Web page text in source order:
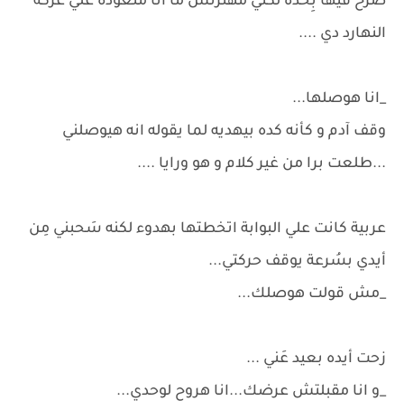
النهارد دي ....
_انا هوصلها...
وقف آدم و كأنه كده بيهديه لما يقوله انه هيوصلني
...طلعت برا من غير كلام و هو ورايا ....
عربية كانت علي البوابة اتخطتها بهدوء لكنه سَحبني مِن
أيدي بسُرعة يوقف حركتي...
_مش قولت هوصلك...
زحت أيده بعيد عَني ...
_و انا مقبلتش عرضك...انا هروح لوحدي...